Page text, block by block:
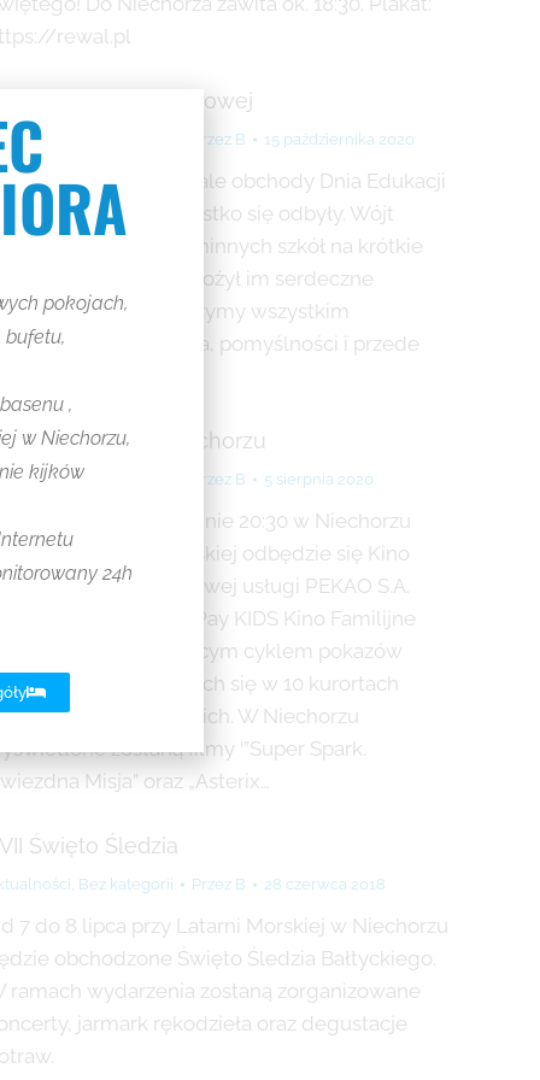
rewal.pl
Edukacji Narodowej
Przez B 15 października 2020
bo skromne, ale obchody Dnia Edukacji
mimo wszystko się odbyły. Wójt
dyrektorów gminnych szkół na krótkie
na którym złożył im serdeczne
My także życzymy wszystkim
szczęścia, pomyślności i przede
Familijne W Niechorzu
,Bez kategorii Przez B 5 sierpnia 2020
7-8 sierpnia o godzinie 20:30 w Niechorzu
Placu Latarni Morskiej odbędzie się Kino
W ramach nowej usługi PEKAO S.A.
z projektem PeoPay KIDS Kino Familijne
S.A. Akcja będącym cyklem pokazów
odbywających się w 10 kurortach
i mazurskich. W Niechorzu
zostaną filmy ‘”Super Spark.
Misja” oraz „Asterix…
Święto Śledzia
, Bez kategorii Przez B 28 czerwca 2018
7 do 8 lipca przy Latarni Morskiej w Niechorzu
obchodzone Święto Śledzia Bałtyckiego.
ramach wydarzenia zostaną zorganizowane
jarmark rękodzieła oraz degustacje
pokojach,
bufetu,
,
w Niechorzu,
kijków
24h